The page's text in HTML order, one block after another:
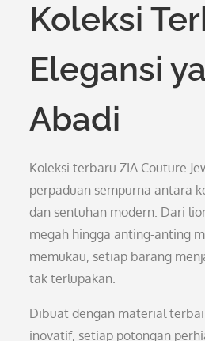
Koleksi
Elegansi
Abadi
Koleksi terbaru ZIA Couture
perpaduan sempurna antara
dan sentuhan modern. Dari
megah hingga anting-anting
memukau, setiap barang
tak terlupakan.
Dibuat dengan material
inovatif, setiap potongan